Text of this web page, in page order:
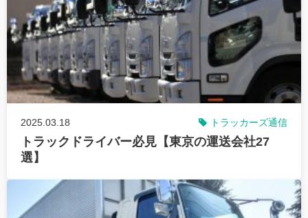
2025.03.18 トラッカーズ通信
トラックドライバー必見【東京の運送会社27
選】